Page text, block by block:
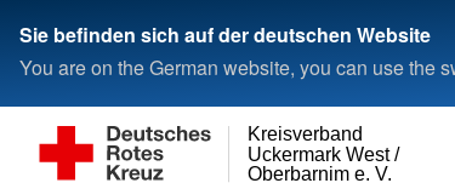
Sie befinden sich auf der deutschen Website
You are on the German website, you can use the
Oberbarnim e. V.
Uckermark West /
Kreisverband